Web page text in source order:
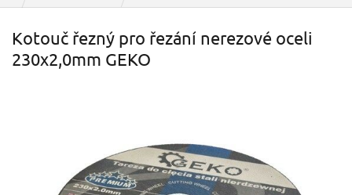
Kotouč řezný pro řezání nerezové oceli
230x2,0mm GEKO